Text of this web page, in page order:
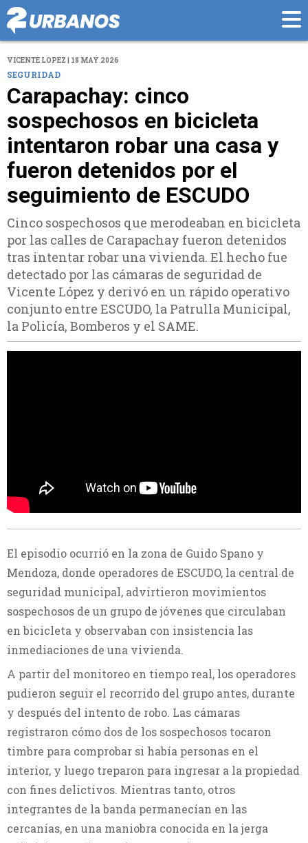
VICENTE LOPEZ | 18 MAY 2026
SEGURIDAD
Carapachay: cinco
sospechosos en bicicleta
intentaron robar una casa y
fueron detenidos por el
seguimiento de ESCUDO
Cinco sospechosos que merodeaban en bicicleta
por las calles de Carapachay fueron detenidos
tras intentar robar una vivienda. El hecho fue
detectado por las cámaras de seguridad de
Vicente López y derivó en un rápido operativo
conjunto entre ESCUDO, la Patrulla Municipal,
la Policía, Bomberos y el SAME.
El episodio ocurrió en la zona de Guido Spano y
Mendoza, donde operadores de ESCUDO, la central de
seguridad municipal, advirtieron movimientos
sospechosos de un grupo de jóvenes que circulaban
en bicicleta y observaban con insistencia las
inmediaciones de una vivienda.
A partir del monitoreo en tiempo real, los operadores
pudieron seguir el recorrido del grupo antes, durante
y después del intento de robo. Las cámaras
registraron cómo dos de los sospechosos tocaron
timbre para comprobar si había personas en el
interior, y luego treparon para ingresar a la propiedad
con fines delictivos. Mientras tanto, otros
integrantes de la banda permanecían en las
cercanías, en una maniobra conocida en la jerga